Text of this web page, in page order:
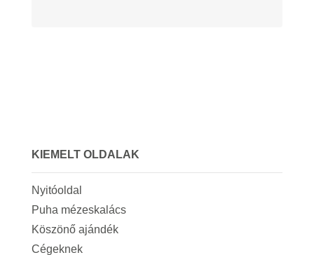
KIEMELT OLDALAK
Nyitóoldal
Puha mézeskalács
Köszönő ajándék
Cégeknek